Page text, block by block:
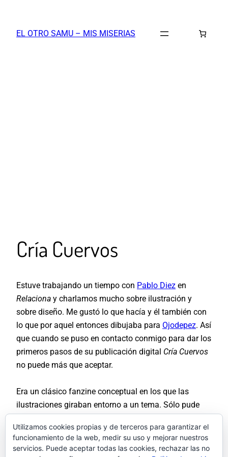
contenido
EL OTRO SAMU – MIS MISERIAS
Cría Cuervos
Estuve trabajando un tiempo con Pablo Diez en
Relaciona y charlamos mucho sobre ilustración y
sobre diseño. Me gustó lo que hacía y él también con
lo que por aquel entonces dibujaba para Ojodepez. Así
que cuando se puso en contacto conmigo para dar los
primeros pasos de su publicación digital Cría Cuervos
no puede más que aceptar.
Era un clásico fanzine conceptual en los que las
ilustraciones giraban entorno a un tema. Sólo pude
nacimiento y todo lo que lo rodeaba.
Utilizamos cookies propias y de terceros para garantizar el
funcionamiento de la web, medir su uso y mejorar nuestros
servicios. Puede aceptar todas las cookies, rechazar las no